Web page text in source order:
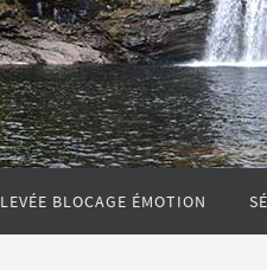
LEVÉE BLOCAGE ÉMOTION